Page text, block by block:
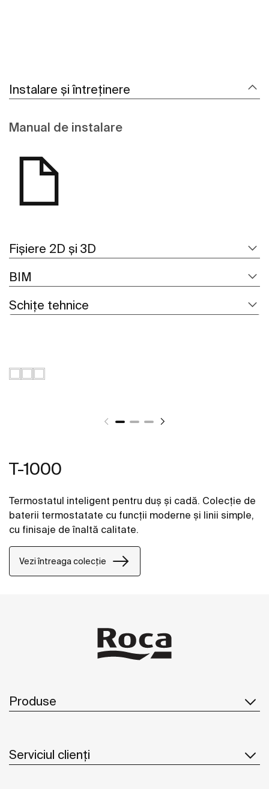
Instalare și întreținere
Manual de instalare
Fișiere 2D și 3D
BIM
Schițe tehnice
T-1000
Termostatul inteligent pentru duș și cadă. Colecție de
baterii termostatate cu funcții moderne și linii simple,
cu finisaje de înaltă calitate.
Vezi întreaga colecție
Produse
Serviciul clienți